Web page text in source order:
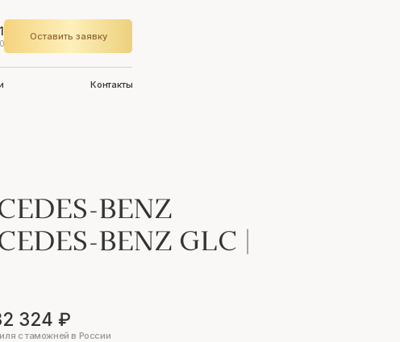
Оставить заявку
Контакты
BENZ
BENZ GLC |
324 ₽
с таможней в России